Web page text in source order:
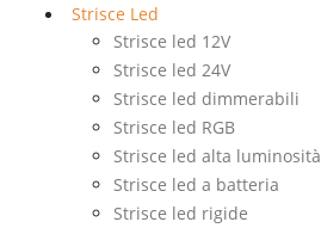
Strisce Led
Strisce led 12V
Strisce led 24V
Strisce led dimmerabili
Strisce led RGB
Strisce led alta luminosità
Strisce led a batteria
Strisce led rigide